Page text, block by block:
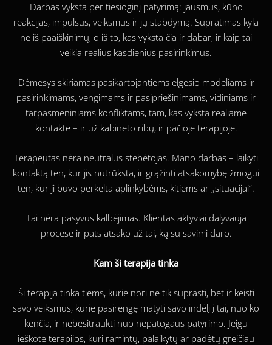
Darbas vyksta per tiesioginį patyrimą: jausmus, kūno
reakcijas, impulsus, veiksmus ir jų stabdymą. Supratimas kyla
ne iš paaiškinimų, o iš to, kas vyksta čia ir dabar, ir kaip tai
veikia realius kasdienius pasirinkimus.
Dėmesys skiriamas pasikartojantiems elgesio modeliams ir
pasirinkimams, vengimams ir pasipriešinimams, vidiniams ir
tarpasmeniniams konfliktams, tam, kas vyksta realiame
kontakte – ir už kabineto ribų, ir pačioje terapijoje.
Terapeutas nėra neutralus stebėtojas. Mano darbas – laikyti
kontaktą ten, kur jis nutrūksta, ir grąžinti atsakomybę žmogui
ten, kur ji buvo perkelta aplinkybėms, kitiems ar „situacijai“.
Tai nėra pasyvus kalbėjimas. Klientas aktyviai dalyvauja
procese ir pats atsako už tai, ką su savimi daro.
Kam ši terapija tinka
Ši terapija tinka tiems, kurie nori ne tik suprasti, bet ir keisti
savo veiksmus, kurie pasirengę matyti savo indėlį į tai, nuo ko
kenčia, ir nebesitraukti nuo nepatogaus patyrimo. Jeigu
ieškote terapijos, kuri ramintų, palaikytų ar padėtų greičiau